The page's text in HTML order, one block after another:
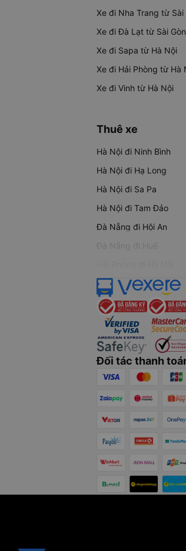
Xe đi Nha Trang từ Sài
Xe đi Đà Lạt từ Sài Gòn
Xe đi Sapa từ Hà Nội
Xe đi Hải Phòng từ Hà
Xe đi Vinh từ Hà Nội
Thuê xe
Hà Nội đi Ninh Bình
Hà Nội đi Hạ Long
Hà Nội đi Sa Pa
Hà Nội đi Tam Đảo
Đà Nẵng đi Hội An
Đà Nẵng đi Huế
Đối tác thanh